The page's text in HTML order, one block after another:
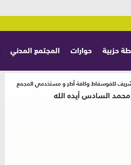
حزبية حوارات المجتمع المدني